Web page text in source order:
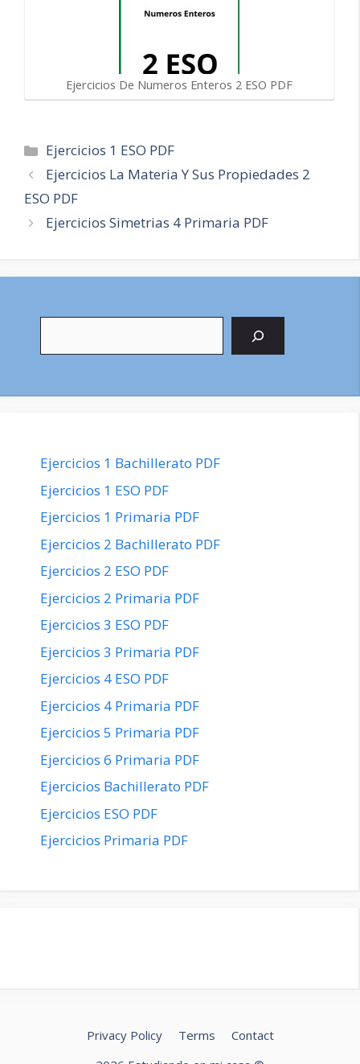
Ejercicios De Numeros Enteros 2 ESO PDF
Categorías
Ejercicios 1 ESO PDF
Navegación
de
Ejercicios La Materia Y Sus Propiedades 2
ESO PDF
Ejercicios Simetrias 4 Primaria PDF
Ejercicios 1 Bachillerato PDF
Ejercicios 1 ESO PDF
Ejercicios 1 Primaria PDF
Ejercicios 2 Bachillerato PDF
Ejercicios 2 ESO PDF
Ejercicios 2 Primaria PDF
Ejercicios 3 ESO PDF
Ejercicios 3 Primaria PDF
Ejercicios 4 ESO PDF
Ejercicios 4 Primaria PDF
Ejercicios 5 Primaria PDF
Ejercicios 6 Primaria PDF
Ejercicios Bachillerato PDF
Ejercicios ESO PDF
Ejercicios Primaria PDF
Privacy Policy Terms
Contact